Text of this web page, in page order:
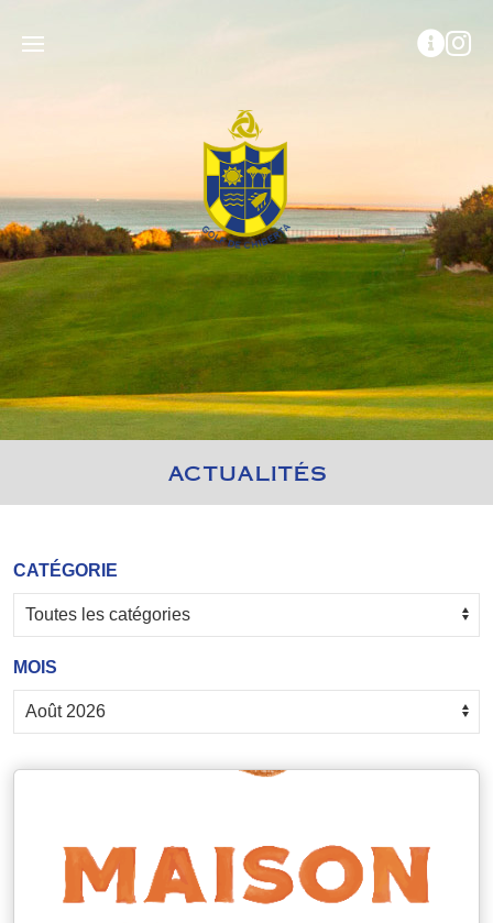
ACTUALITÉS
CATÉGORIE
MOIS